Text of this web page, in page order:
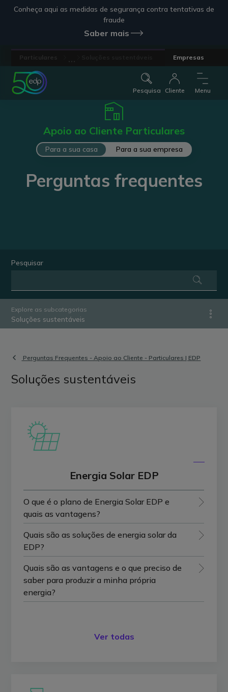
Conheça aqui as medidas de segurança contra tentativas de
fraude
Saber mais
Empresas
Pesquisa Cliente Menu
Apoio ao Cliente Particulares
Para a sua casa Para a sua empresa
Perguntas frequentes
Pesquisar
Explore as subcategorias
Soluções sustentáveis
Perguntas Frequentes - Apoio ao Cliente - Particulares | EDP
Soluções sustentáveis
Energia Solar EDP
O que é o plano de Energia Solar EDP e
quais as vantagens?
Quais são as soluções de energia solar da
EDP?
Quais são as vantagens e o que preciso de
saber para produzir a minha própria
energia?
Ver todas